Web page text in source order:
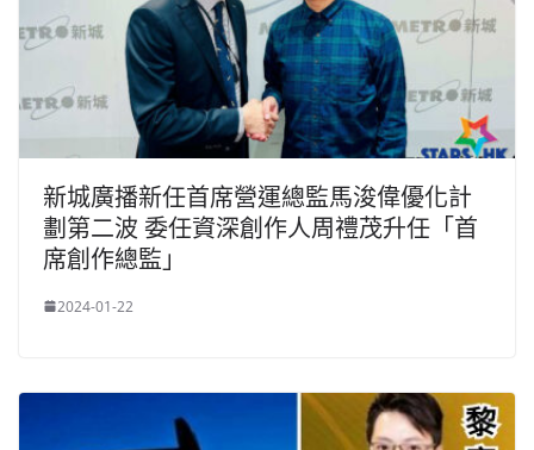
新城廣播新任首席營運總監馬浚偉優化計
劃第二波 委任資深創作人周禮茂升任「首
席創作總監」
2024-01-22